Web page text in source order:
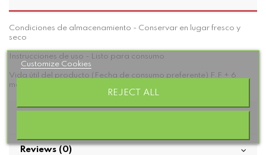
Condiciones de almacenamiento - Conservar en lugar fresco y
seco
Instrucciones de uso - Listo para consumo
Vida útil del producto (Fecha de consumo preferente) F.F + 6
meses
Reviews (0)
Customize Cookies
REJECT ALL